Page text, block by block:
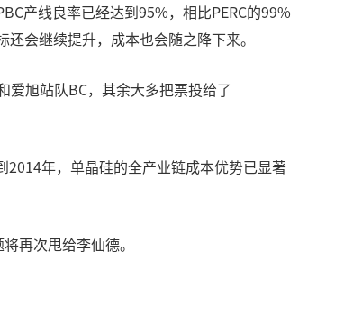
产线良率已经达到95%，相比PERC的99%
会继续提升，成本也会随之降下来。
旭站队BC，其余大多把票投给了
年，单晶硅的全产业链成本优势已显著
再次甩给李仙德。